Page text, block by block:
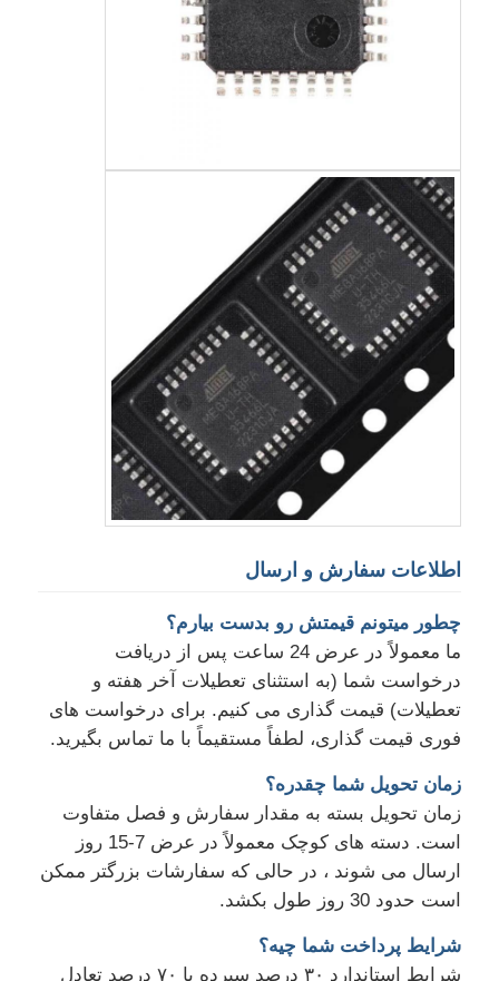
آنتن ارتباطی
تراشه مدیریت برق
اطلاعات سفارش و ارسال
چطور ميتونم قيمتش رو بدست بيارم؟
ما معمولاً در عرض 24 ساعت پس از دریافت
درخواست شما (به استثنای تعطیلات آخر هفته و
تعطیلات) قیمت گذاری می کنیم. برای درخواست های
فوری قیمت گذاری، لطفاً مستقیماً با ما تماس بگیرید.
زمان تحویل شما چقدره؟
زمان تحویل بسته به مقدار سفارش و فصل متفاوت
است. دسته های کوچک معمولاً در عرض 7-15 روز
ارسال می شوند ، در حالی که سفارشات بزرگتر ممکن
است حدود 30 روز طول بکشد.
شرایط پرداخت شما چيه؟
شرایط استاندارد ۳۰ درصد سپرده با ۷۰ درصد تعادل